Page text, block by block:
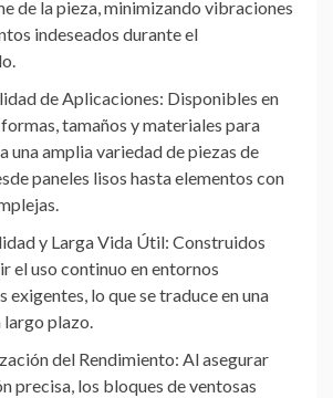
de la pieza, minimizando vibraciones
indeseados durante el
de Aplicaciones: Disponibles en
tamaños y materiales para
una amplia variedad de piezas de
paneles lisos hasta elementos con
y Larga Vida Útil: Construidos
el uso continuo en entornos
exigentes, lo que se traduce en una
largo plazo.
del Rendimiento: Al asegurar
precisa, los bloques de ventosas